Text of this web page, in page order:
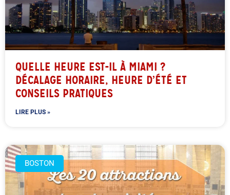
QUELLE HEURE EST-IL À MIAMI ?
DÉCALAGE HORAIRE, HEURE D’ÉTÉ ET
CONSEILS PRATIQUES
LIRE PLUS »
BOSTON